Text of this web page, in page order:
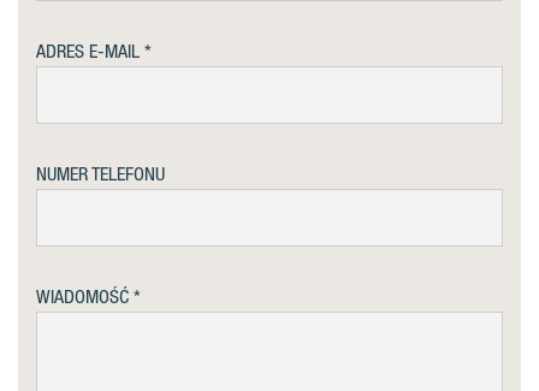
ADRES E-MAIL
NUMER TELEFONU
WIADOMOŚĆ